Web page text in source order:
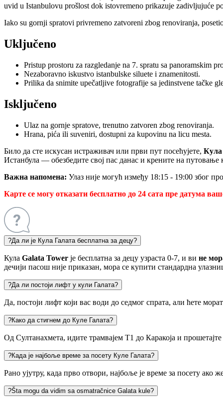
uvid u Istanbulovu prošlost dok istovremeno prikazuje zadivljujuće
Iako su gornji spratovi privremeno zatvoreni zbog renoviranja,
Uključeno
Pristup prostoru za razgledanje na 7. spratu sa panoramskim
Nezaboravno iskustvo istanbulske siluete i znamenitosti.
Prilika da snimite upečatljive fotografije sa jedinstvene tačke
Isključeno
Ulaz na gornje spratove, trenutno zatvoren zbog renoviranja.
Hrana, pića ili suveniri, dostupni za kupovinu na licu mesta.
Било да сте искусан истраживач или први пут посећујете, Кула
Истанбула — обезбедите свој пас данас и крените на путовање
Важна напомена: Улаз није могућ између 18:15 - 19:00 због
Карте се могу отказати бесплатно до 24 сата пре датума
?Да ли је Кула Галата бесплатна за децу?
Кула Galata Tower је бесплатна за децу узраста 0-7, и ви не
дечији пасош није приказан, мора се купити стандардна
?Да ли постоји лифт у кули Галата?
Да, постоји лифт који вас води до седмог спрата, али ћете
?Како да стигнем до Куле Галата?
Од Султанахмета, идите трамвајем Т1 до Каракоја и
?Када је најбоље време за посету Куле Галата?
Рано ујутру, када прво отвори, најбоље је време за посету ако
?Šta mogu da vidim sa osmatračnice Galata kule?